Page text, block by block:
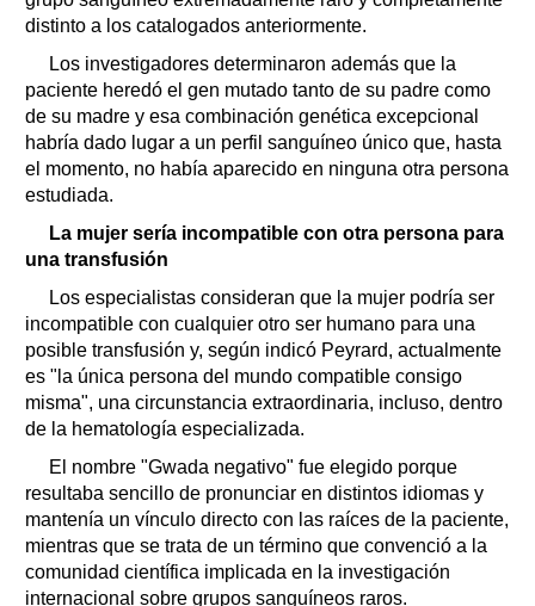
distinto a los catalogados anteriormente.
Los investigadores determinaron además que la
paciente heredó el gen mutado tanto de su padre como
de su madre y esa combinación genética excepcional
habría dado lugar a un perfil sanguíneo único que, hasta
el momento, no había aparecido en ninguna otra persona
estudiada.
La mujer sería incompatible con otra persona para
una transfusión
Los especialistas consideran que la mujer podría ser
incompatible con cualquier otro ser humano para una
posible transfusión y, según indicó Peyrard, actualmente
es "la única persona del mundo compatible consigo
misma", una circunstancia extraordinaria, incluso, dentro
de la hematología especializada.
El nombre "Gwada negativo" fue elegido porque
resultaba sencillo de pronunciar en distintos idiomas y
mantenía un vínculo directo con las raíces de la paciente,
mientras que se trata de un término que convenció a la
comunidad científica implicada en la investigación
internacional sobre grupos sanguíneos raros.